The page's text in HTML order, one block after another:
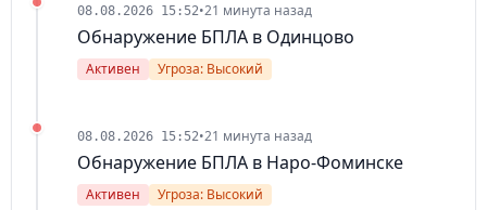
08.08.2026 15:52•21 минута назад
Обнаружение БПЛА в Одинцово
Активен Угроза: Высокий
08.08.2026 15:52•21 минута назад
Обнаружение БПЛА в Наро-Фоминске
Активен Угроза: Высокий